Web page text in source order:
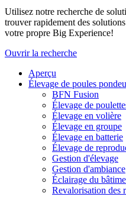
Utilisez notre recherche de
trouver rapidement des
votre propre Big Experience!
Ouvrir la recherche
Aperçu
Élevage de poules
BFN Fusion
Élevage de
Élevage en volière
Élevage en groupe
Élevage en batterie
Élevage de
Gestion d'élevage
Gestion d'ambiance
Éclairage du
Revalorisation des